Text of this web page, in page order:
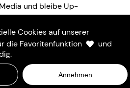
und bleibe Up-
Cookies auf unserer
die Favoritenfunktion
und
Annehmen